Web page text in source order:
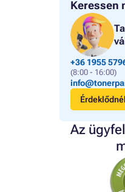
Keressen
+36 1955
(8:00 - 16:00)
Az